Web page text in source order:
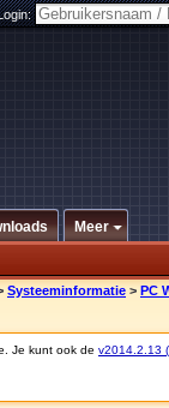
Meer
Systeeminformatie > PC
Je kunt ook de v2014.2.13